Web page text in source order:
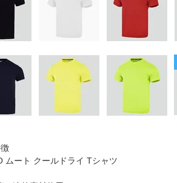
ムート クールドライ Tシャツ